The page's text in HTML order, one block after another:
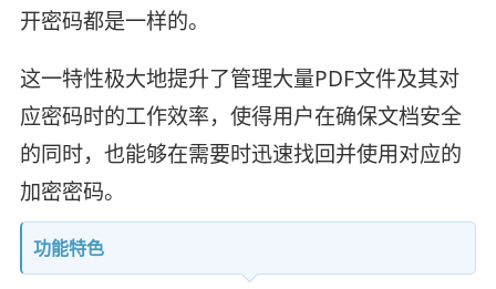
开密码都是一样的。
这一特性极大地提升了管理大量PDF文件及其对
应密码时的工作效率，使得用户在确保文档安全
的同时，也能够在需要时迅速找回并使用对应的
加密密码。
功能特色